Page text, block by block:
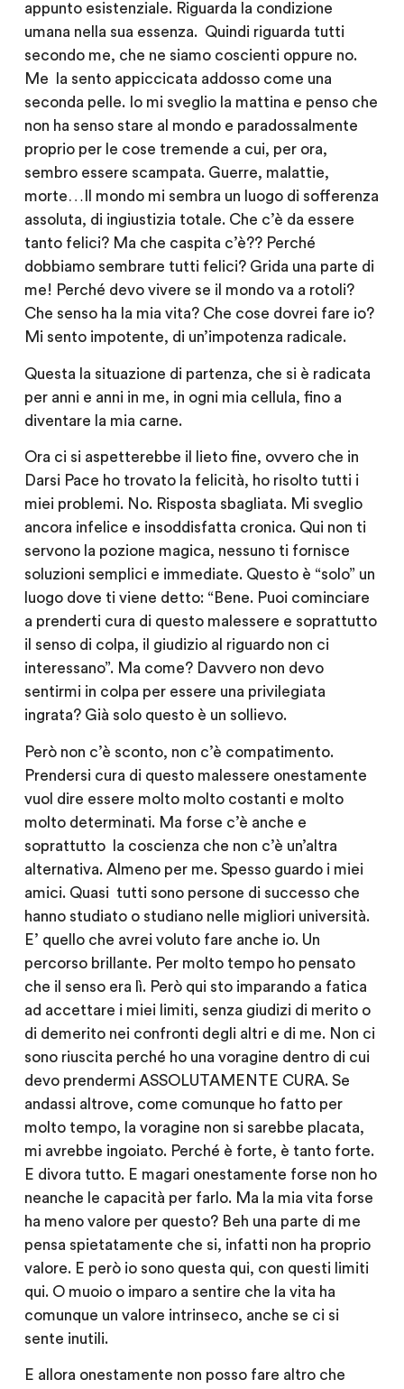
appunto esistenziale. Riguarda la condizione
umana nella sua essenza. Quindi riguarda tutti
secondo me, che ne siamo coscienti oppure no.
Me la sento appiccicata addosso come una
seconda pelle. Io mi sveglio la mattina e penso che
non ha senso stare al mondo e paradossalmente
proprio per le cose tremende a cui, per ora,
sembro essere scampata. Guerre, malattie,
morte…Il mondo mi sembra un luogo di sofferenza
assoluta, di ingiustizia totale. Che c’è da essere
tanto felici? Ma che caspita c’è?? Perché
dobbiamo sembrare tutti felici? Grida una parte di
me! Perché devo vivere se il mondo va a rotoli?
Che senso ha la mia vita? Che cose dovrei fare io?
Mi sento impotente, di un’impotenza radicale.
Questa la situazione di partenza, che si è radicata
per anni e anni in me, in ogni mia cellula, fino a
diventare la mia carne.
Ora ci si aspetterebbe il lieto fine, ovvero che in
Darsi Pace ho trovato la felicità, ho risolto tutti i
miei problemi. No. Risposta sbagliata. Mi sveglio
ancora infelice e insoddisfatta cronica. Qui non ti
servono la pozione magica, nessuno ti fornisce
soluzioni semplici e immediate. Questo è “solo” un
luogo dove ti viene detto: “Bene. Puoi cominciare
a prenderti cura di questo malessere e soprattutto
il senso di colpa, il giudizio al riguardo non ci
interessano”. Ma come? Davvero non devo
sentirmi in colpa per essere una privilegiata
ingrata? Già solo questo è un sollievo.
Però non c’è sconto, non c’è compatimento.
Prendersi cura di questo malessere onestamente
vuol dire essere molto molto costanti e molto
molto determinati. Ma forse c’è anche e
soprattutto la coscienza che non c’è un’altra
alternativa. Almeno per me. Spesso guardo i miei
amici. Quasi tutti sono persone di successo che
hanno studiato o studiano nelle migliori università.
E’ quello che avrei voluto fare anche io. Un
percorso brillante. Per molto tempo ho pensato
che il senso era lì. Però qui sto imparando a fatica
ad accettare i miei limiti, senza giudizi di merito o
di demerito nei confronti degli altri e di me. Non ci
sono riuscita perché ho una voragine dentro di cui
devo prendermi ASSOLUTAMENTE CURA. Se
andassi altrove, come comunque ho fatto per
molto tempo, la voragine non si sarebbe placata,
mi avrebbe ingoiato. Perché è forte, è tanto forte.
E divora tutto. E magari onestamente forse non ho
neanche le capacità per farlo. Ma la mia vita forse
ha meno valore per questo? Beh una parte di me
pensa spietatamente che si, infatti non ha proprio
valore. E però io sono questa qui, con questi limiti
qui. O muoio o imparo a sentire che la vita ha
comunque un valore intrinseco, anche se ci si
sente inutili.
E allora onestamente non posso fare altro che